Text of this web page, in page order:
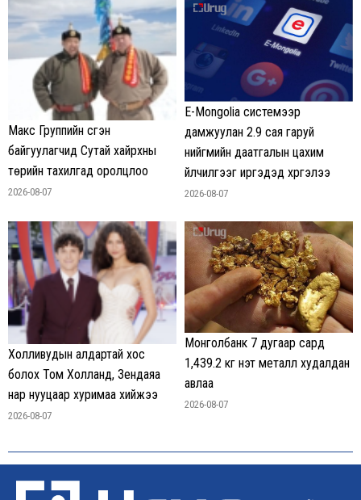
Макс Группийн үүсгэн
байгуулагчид Сутай хайрхны
төрийн тахилгад оролцлоо
2026-08-07
E-Mongolia системээр
дамжуулан 2.9 сая гаруй
нийгмийн даатгалын цахим
үйлчилгээг иргэдэд хүргэлээ
2026-08-07
Холливудын алдартай хос
болох Том Холланд, Зендаяа
нар нууцаар хуримаа хийжээ
2026-08-07
Монголбанк 7 дугаар сард
1,439.2 кг үнэт металл худалдан
авлаа
2026-08-07